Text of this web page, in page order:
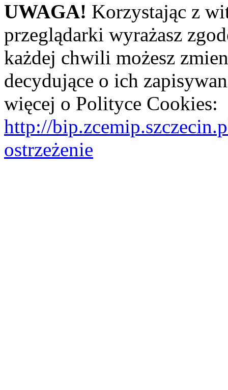
UWAGA! Korzystając z
przeglądarki wyrażasz
każdej chwili możesz
decydujące o ich
więcej o Polityce Cookies:
http://
ostrzeżenie